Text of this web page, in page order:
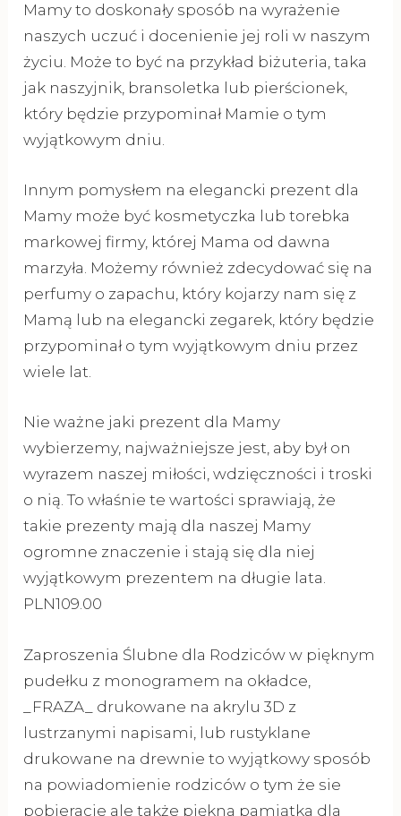
Mamy to doskonały sposób na wyrażenie
naszych uczuć i docenienie jej roli w naszym
życiu. Może to być na przykład biżuteria, taka
jak naszyjnik, bransoletka lub pierścionek,
który będzie przypominał Mamie o tym
wyjątkowym dniu.
Innym pomysłem na elegancki prezent dla
Mamy może być kosmetyczka lub torebka
markowej firmy, której Mama od dawna
marzyła. Możemy również zdecydować się na
perfumy o zapachu, który kojarzy nam się z
Mamą lub na elegancki zegarek, który będzie
przypominał o tym wyjątkowym dniu przez
wiele lat.
Nie ważne jaki prezent dla Mamy
wybierzemy, najważniejsze jest, aby był on
wyrazem naszej miłości, wdzięczności i troski
o nią. To właśnie te wartości sprawiają, że
takie prezenty mają dla naszej Mamy
ogromne znaczenie i stają się dla niej
wyjątkowym prezentem na długie lata.
PLN109.00
Zaproszenia Ślubne dla Rodziców w pięknym
pudełku z monogramem na okładce,
_FRAZA_ drukowane na akrylu 3D z
lustrzanymi napisami, lub rustyklane
drukowane na drewnie to wyjątkowy sposób
na powiadomienie rodziców o tym że sie
pobieracie ale także piękna pamiątka dla